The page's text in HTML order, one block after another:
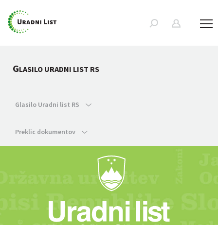
GLASILO URADNI LIST RS
Glasilo Uradni list RS
Preklic dokumentov